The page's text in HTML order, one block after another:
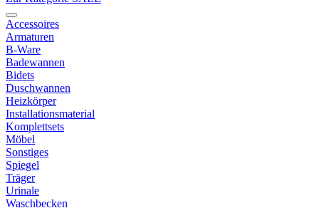
Accessoires
Armaturen
B-Ware
Badewannen
Bidets
Duschwannen
Heizkörper
Installationsmaterial
Komplettsets
Möbel
Sonstiges
Spiegel
Träger
Urinale
Waschbecken